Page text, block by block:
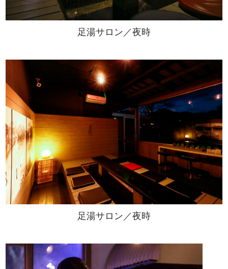
足湯サロン／夜時
足湯サロン／夜時